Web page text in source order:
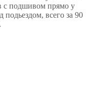
с подшивом прямо у
подьездом, всего за 90